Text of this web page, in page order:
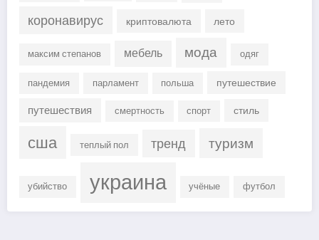
коронавирус криптовалюта лето
максим степанов мебель мода одяг
пандемия парламент польша путешествие
путешествия смертность спорт стиль
сша теплый пол тренд туризм
убийство украина учёные футбол